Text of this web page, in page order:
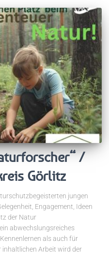
/
Görlitz
jungen
Engagement, Ideen
der Natur
abwechslungsreiches
als auch für
inhaltlichen Arbeit wird der